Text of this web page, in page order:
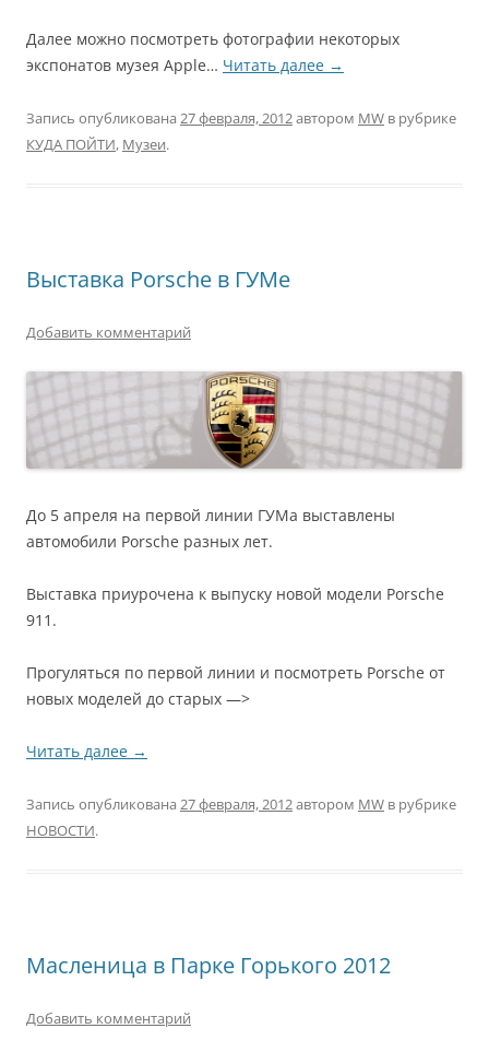
Далее можно посмотреть фотографии некоторых
экспонатов музея Apple… Читать далее →
Запись опубликована 27 февраля, 2012автором MW в рубрике
КУДА ПОЙТИ, Музеи.
Выставка Porsche в ГУМе
Добавить комментарий
До 5 апреля на первой линии ГУМа выставлены
автомобили Porsche разных лет.
Выставка приурочена к выпуску новой модели Porsche
911.
Прогуляться по первой линии и посмотреть Porsche от
новых моделей до старых —>
Читать далее →
Запись опубликована 27 февраля, 2012автором MW в рубрике
НОВОСТИ.
Масленица в Парке Горького 2012
Добавить комментарий